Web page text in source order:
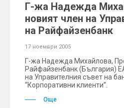
Г-жа Надежда
новият член на
на Райфайзенбанк
17 ноември 2005
Г-жа Надежда Михайлова,
Райфайзенбанк (България)
на Управителния съвет на
“Корпоративни клиенти”.
Още